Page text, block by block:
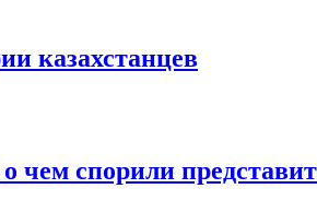
казахстанцев
чем спорили